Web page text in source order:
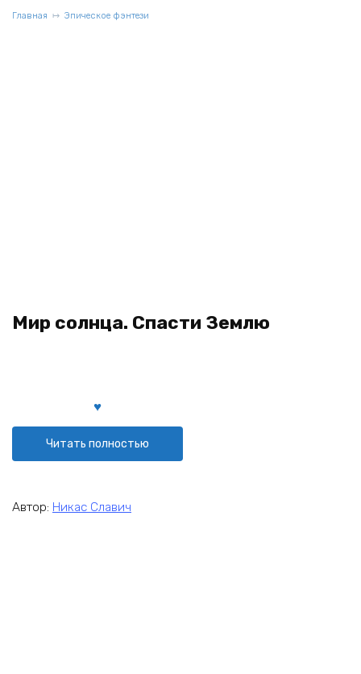
Главная Эпическое фэнтези
Мир солнца. Спасти Землю
Читать полностью
Автор: Никас Славич